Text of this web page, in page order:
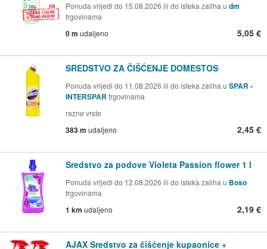
Ponuda vrijedi do 15.08.2026 ili do isteka zaliha u dm
trgovinama
0 m udaljeno 5,05 €
SREDSTVO ZA ČIŠĆENJE DOMESTOS
Ponuda vrijedi do 11.08.2026 ili do isteka zaliha u SPAR -
INTERSPAR trgovinama
razne vrste
383 m udaljeno 2,45 €
Sredstvo za podove Violeta Passion flower 1 l
Ponuda vrijedi do 12.08.2026 ili do isteka zaliha u Boso
trgovinama
1 km udaljeno 2,19 €
AJAX Sredstvo za čišćenje kupaonice +